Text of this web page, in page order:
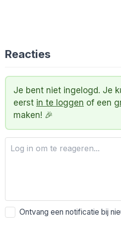
Reacties
Je bent niet ingelogd. Je
eerst in te loggen of een
maken! 🎉
Ontvang een notificatie bij